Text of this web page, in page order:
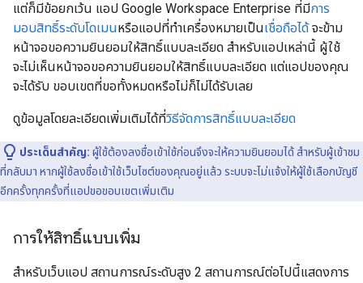
แต่ก็มีข้อยกเว้น แอป Google Workspace Enterprise ที่มีการ
มอบสิทธิ์ระดับโดเมนหรือแอปที่ทำเครื่องหมายเป็นเชื่อถือได้จะข้าม
หน้าจอขอความยินยอมให้สิทธิ์แบบละเอียด สำหรับแอปเหล่านี้ ผู้ใช้
จะไม่เห็นหน้าจอขอความยินยอมให้สิทธิ์แบบละเอียด แต่แอปของคุณ
จะได้รับ ขอบเขตที่ขอทั้งหมดหรือไม่ก็ไม่ได้รับเลย
ดูข้อมูลโดยละเอียดเพิ่มเติมได้ที่วิธีจัดการสิทธิ์แบบละเอียด
ประเด็นสำคัญ: ผู้ใช้ต้องลงชื่อเข้าใช้ก่อนจึงจะให้ความยินยอมได้ สำหรับผู้เข้าชม
ที่กลับมา หากผู้ใช้ลงชื่อเข้าใช้เว็บไซต์ของคุณอยู่แล้ว ระบบจะไม่แจ้งให้ผู้ใช้เลือกบัญชี
อีกครั้งทุกครั้งที่แอปขอขอบเขตเพิ่มเติม
การให้สิทธิ์แบบเพิ่ม
สำหรับเว็บแอป สถานการณ์ระดับสูง 2 สถานการณ์ต่อไปนี้แสดงการ